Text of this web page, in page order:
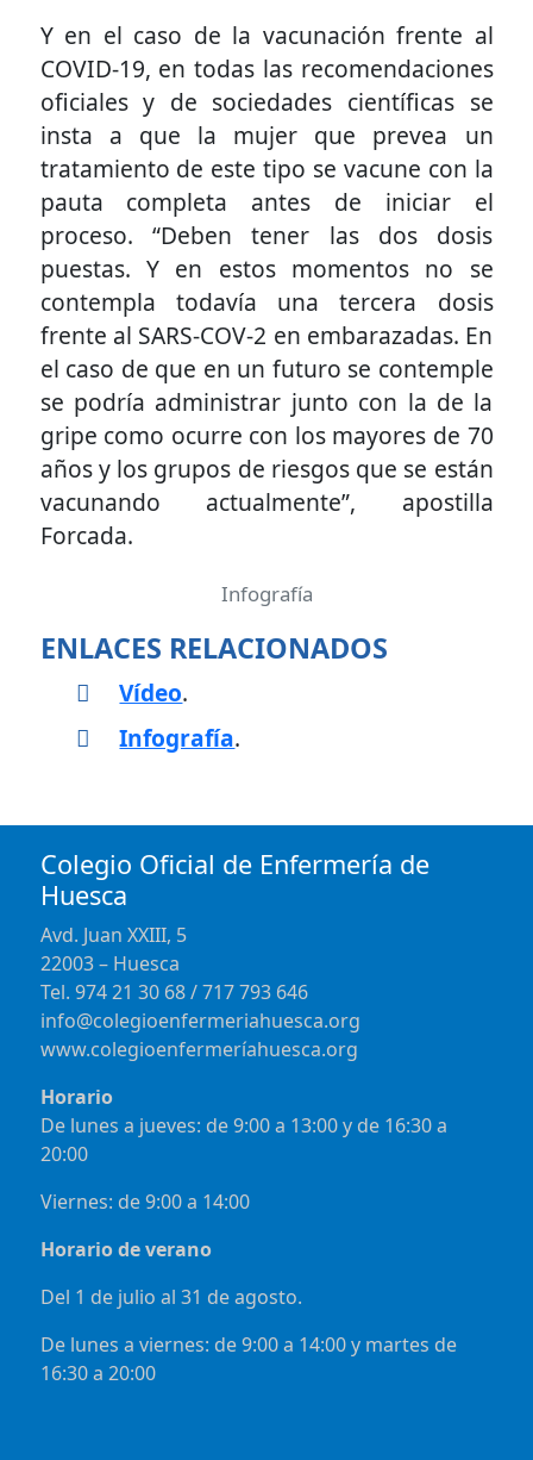
Y en el caso de la vacunación frente al
COVID-19, en todas las recomendaciones
oficiales y de sociedades científicas se
insta a que la mujer que prevea un
tratamiento de este tipo se vacune con la
pauta completa antes de iniciar el
proceso. “Deben tener las dos dosis
puestas. Y en estos momentos no se
contempla todavía una tercera dosis
frente al SARS-COV-2 en embarazadas. En
el caso de que en un futuro se contemple
se podría administrar junto con la de la
gripe como ocurre con los mayores de 70
años y los grupos de riesgos que se están
vacunando actualmente”, apostilla
Forcada.
Infografía
ENLACES RELACIONADOS
Vídeo.
Infografía.
Colegio Oficial de Enfermería de
Huesca
Avd. Juan XXIII, 5
22003 – Huesca
Tel. 974 21 30 68 / 717 793 646
info@colegioenfermeriahuesca.org
www.colegioenfermeríahuesca.org
Horario
De lunes a jueves: de 9:00 a 13:00 y de 16:30 a
20:00
Viernes: de 9:00 a 14:00
Horario de verano
Del 1 de julio al 31 de agosto.
De lunes a viernes: de 9:00 a 14:00 y martes de
16:30 a 20:00